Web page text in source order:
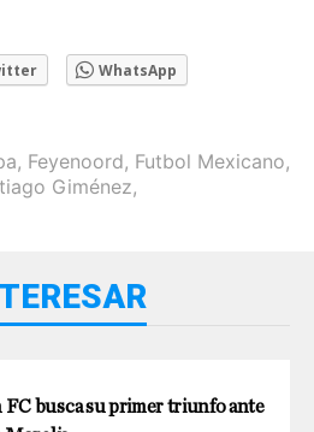
WhatsApp
, Feyenoord, Futbol Mexicano,
Giménez,
FC busca su primer triunfo ante